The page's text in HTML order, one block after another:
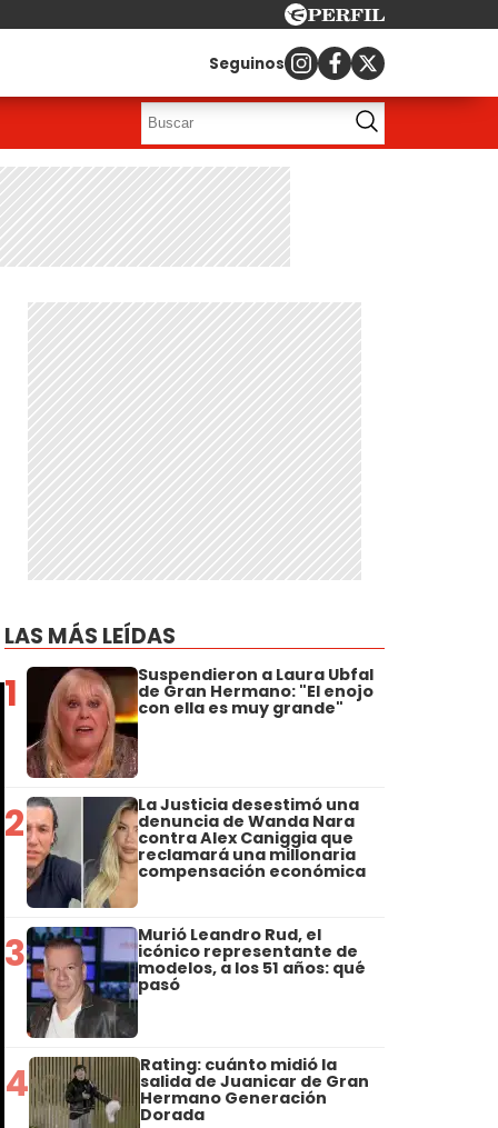
Seguinos
LAS MÁS LEÍDAS
1 Suspendieron a Laura Ubfal
de Gran Hermano: "El enojo
con ella es muy grande"
2 La Justicia desestimó una
denuncia de Wanda Nara
contra Alex Caniggia que
reclamará una millonaria
compensación económica
3 Murió Leandro Rud, el
icónico representante de
modelos, a los 51 años: qué
pasó
4 Rating: cuánto midió la
salida de Juanicar de Gran
Hermano Generación
Dorada